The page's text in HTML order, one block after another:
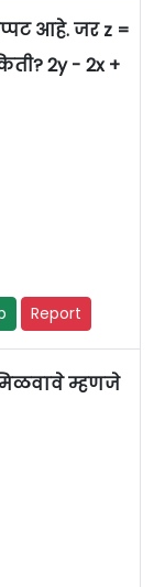
आहे. जर z =
2y - 2x +
Report
म्हणजे